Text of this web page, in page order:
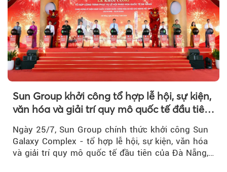
Sun Group khởi công tổ hợp lễ hội, sự kiện,
văn hóa và giải trí quy mô quốc tế đầu tiên
Ngày 25/7, Sun Group chính thức khởi công Sun
Galaxy Complex - tổ hợp lễ hội, sự kiện, văn hóa
và giải trí quy mô quốc tế đầu tiên của Đà Nẵng,…